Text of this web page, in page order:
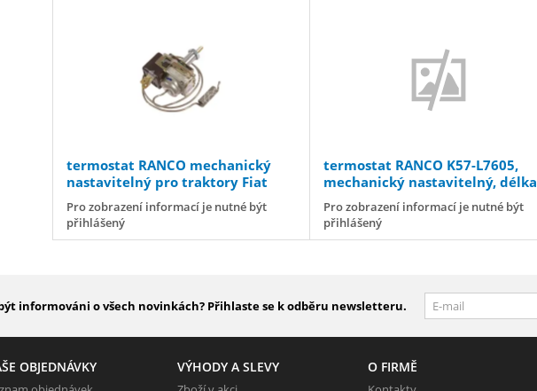
termostat RANCO mechanický
nastavitelný pro traktory Fiat
Agri
Pro zobrazení informací je nutné být
přihlášený
termostat RANCO K57-L7605,
mechanický nastavitelný, délka
kapiláry 1200mm
Pro zobrazení informací je nutné být
přihlášený
informováni o všech novinkách? Přihlaste se k odběru newsletteru.
OBJEDNÁVKY VÝHODY A SLEVY O FIRMĚ